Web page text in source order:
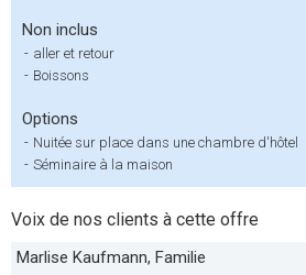
Non inclus
- aller et retour
- Boissons
Options
- Nuitée sur place dans une chambre d'hôtel
- Séminaire à la maison
Voix de nos clients à cette offre
Marlise Kaufmann, Familie